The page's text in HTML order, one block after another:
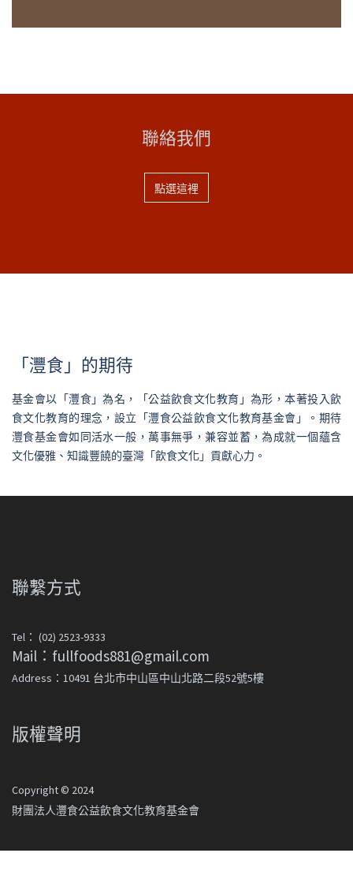
聯絡我們
點選這裡
「灃食」的期待
基金會以「灃食」為名，「公益飲食文化教育」為形，本著投入飲
食文化教育的理念，設立「灃食公益飲食文化教育基金會」。期待
灃食基金會如同活水一般，萬事無爭，兼容並蓄，為成就一個蘊含
文化優雅、知識豐饒的臺灣「飲食文化」貢獻心力。
聯繫方式
Tel： (02) 2523-9333
Mail：fullfoods881@gmail.com
Address：10491 台北市中山區中山北路二段52號5樓
版權聲明
Copyright © 2024
財團法人灃食公益飲食文化教育基金會